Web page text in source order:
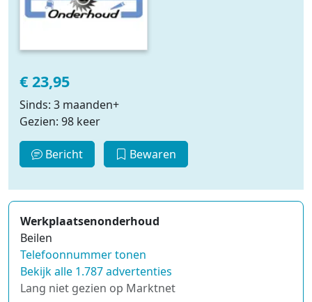
€ 23,95
Sinds: 3 maanden+
Gezien: 98 keer
Bericht Bewaren
Werkplaatsenonderhoud
Beilen
Telefoonnummer tonen
Bekijk alle 1.787 advertenties
Lang niet gezien op Marktnet